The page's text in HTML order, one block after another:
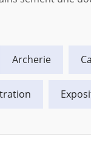
Archerie